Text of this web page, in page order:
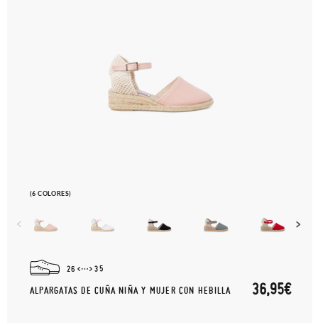
(6 COLORES)
26 35
ALPARGATAS DE CUÑA NIÑA Y MUJER CON HEBILLA 36,95€